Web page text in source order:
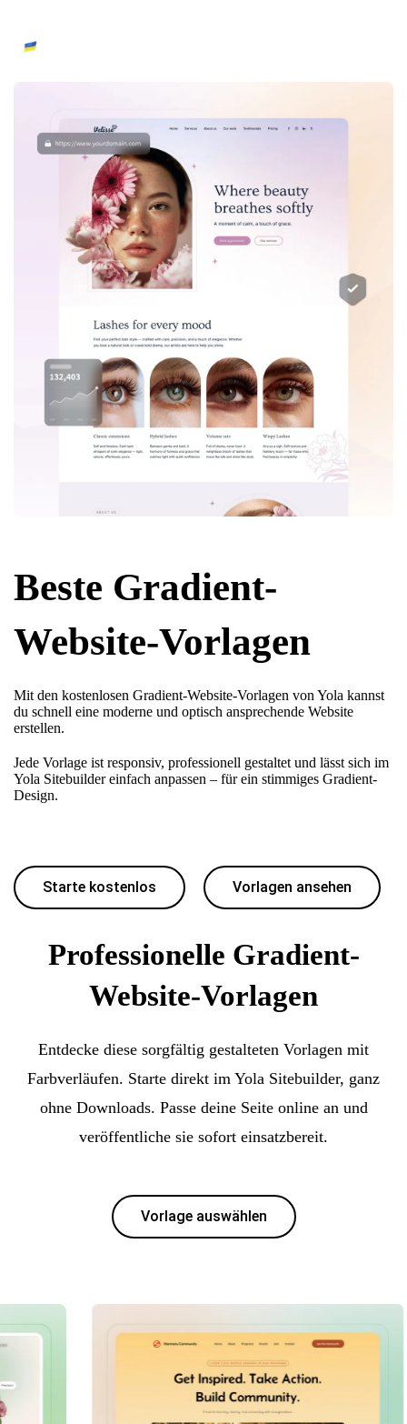
Beste Gradient-
Website-Vorlagen
Mit den kostenlosen Gradient-Website-Vorlagen von Yola kannst
du schnell eine moderne und optisch ansprechende Website
erstellen.
Jede Vorlage ist responsiv, professionell gestaltet und lässt sich im
Yola Sitebuilder einfach anpassen – für ein stimmiges Gradient-
Design.
Starte kostenlos Vorlagen ansehen
Professionelle Gradient-
Website-Vorlagen
Entdecke diese sorgfältig gestalteten Vorlagen mit
Farbverläufen. Starte direkt im Yola Sitebuilder, ganz
ohne Downloads. Passe deine Seite online an und
veröffentliche sie sofort einsatzbereit.
Vorlage auswählen